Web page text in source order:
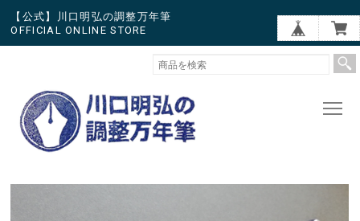
【公式】川口明弘の調整万年筆
OFFICIAL ONLINE STORE